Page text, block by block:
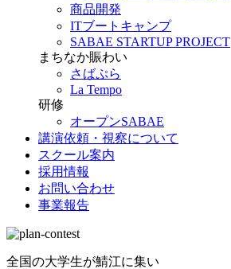
商品開発
ITブートキャンプ
SABAE STARTUP PROJECT
まちなか賑わい
さばぷら
La Tempo
研修
オープンSABAE
講演依頼・視察について
スクール案内
採用情報
お問い合わせ
事業報告
全国の大学生が鯖江に集い